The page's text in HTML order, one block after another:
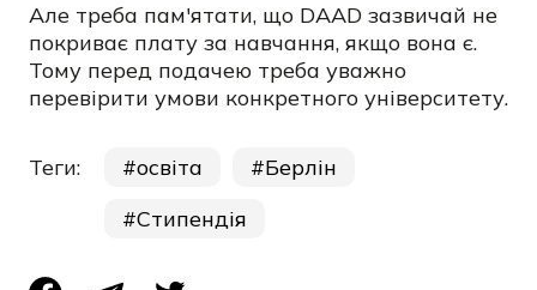
Але треба пам'ятати, що DAAD зазвичай не
покриває плату за навчання, якщо вона є.
Тому перед подачею треба уважно
перевірити умови конкретного університету.
Теги: освіта
Берлін
Стипендія